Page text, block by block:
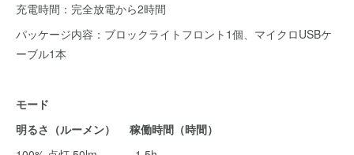
充電時間：完全放電から2時間
パッケージ内容：ブロックライトフロント1個、マイクロUSBケ
ーブル1本
モード
明るさ（ルーメン） 稼働時間（時間）